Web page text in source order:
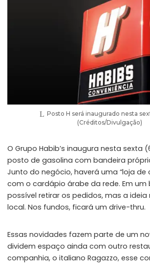
Posto H será inaugurado nesta
(Créditos/Divulgação)
O Grupo Habib’s inaugura nesta sexta
posto de gasolina com bandeira
Junto do negócio, haverá uma “loja de
com o cardápio árabe da rede. Em um
possível retirar os pedidos, mas a
local. Nos fundos, ficará um drive-thru.
Essas novidades fazem parte de um
dividem espaço ainda com outro
companhia, o italiano Ragazzo, esse